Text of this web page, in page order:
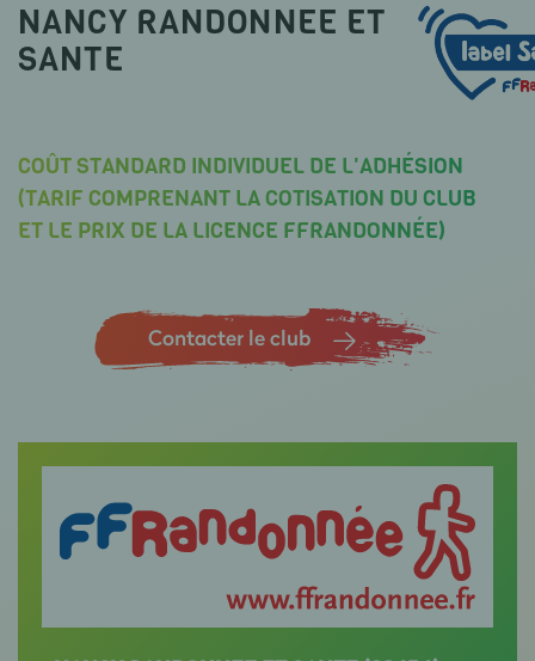
NANCY RANDONNEE ET
SANTE
COÛT STANDARD INDIVIDUEL DE L'ADHÉSION
(TARIF COMPRENANT LA COTISATION DU CLUB
ET LE PRIX DE LA LICENCE FFRANDONNÉE)
Contacter le club